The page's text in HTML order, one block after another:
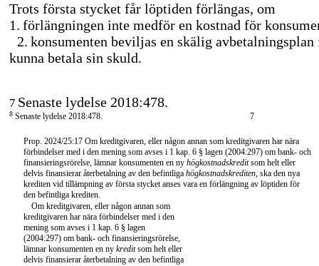
Trots första stycket får löptiden förlängas, om
1. förlängningen inte medför en kostnad för
2. konsumenten beviljas en skälig
kunna betala sin skuld.
7 Senaste lydelse 2018:478.
8 Senaste lydelse 2018:478. 7
Prop. 2024/25:17 Om kreditgivaren, eller någon annan som kreditgivaren har nära
förbindelser med i den mening som avses i 1 kap. 6 § lagen (2004:297) om bank- och
finansieringsrörelse, lämnar konsumenten en ny högkostnadskreditsom helt eller
delvis finansierar återbetalning av den befintliga högkostnadskrediten, ska den nya
krediten vid tillämpning av första stycket anses vara en förlängning av löptiden för
den befintliga krediten.
Om kreditgivaren, eller någon annan som
kreditgivaren har nära förbindelser med i den
mening som avses i 1 kap. 6 § lagen
(2004:297) om bank- och finansieringsrörelse,
lämnar konsumenten en ny kreditsom helt eller
delvis finansierar återbetalning av den befintliga